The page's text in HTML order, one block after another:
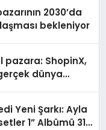
2030’da
bekleniyor
pazara: ShopinX,
dünya
Yeni Şarkı: Ayla
1” Albümü 31